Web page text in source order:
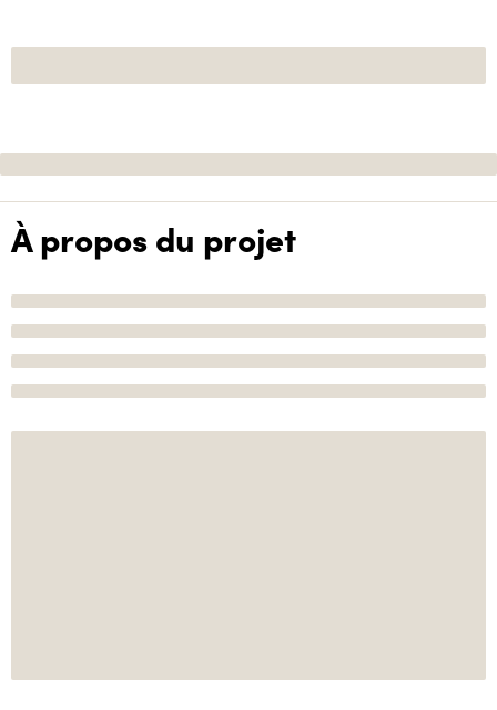
À propos du projet